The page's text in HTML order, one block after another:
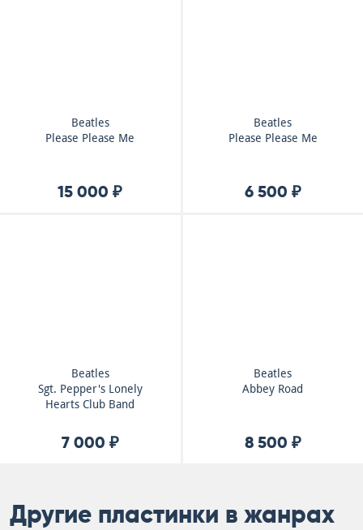
Beatles
Please Please Me
15 000 ₽
Beatles
Please Please Me
6 500 ₽
Beatles
Sgt. Pepper's Lonely
Hearts Club Band
7 000 ₽
Beatles
Abbey Road
8 500 ₽
Другие пластинки в жанрах